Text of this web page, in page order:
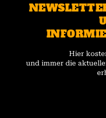
Hier
und immer die